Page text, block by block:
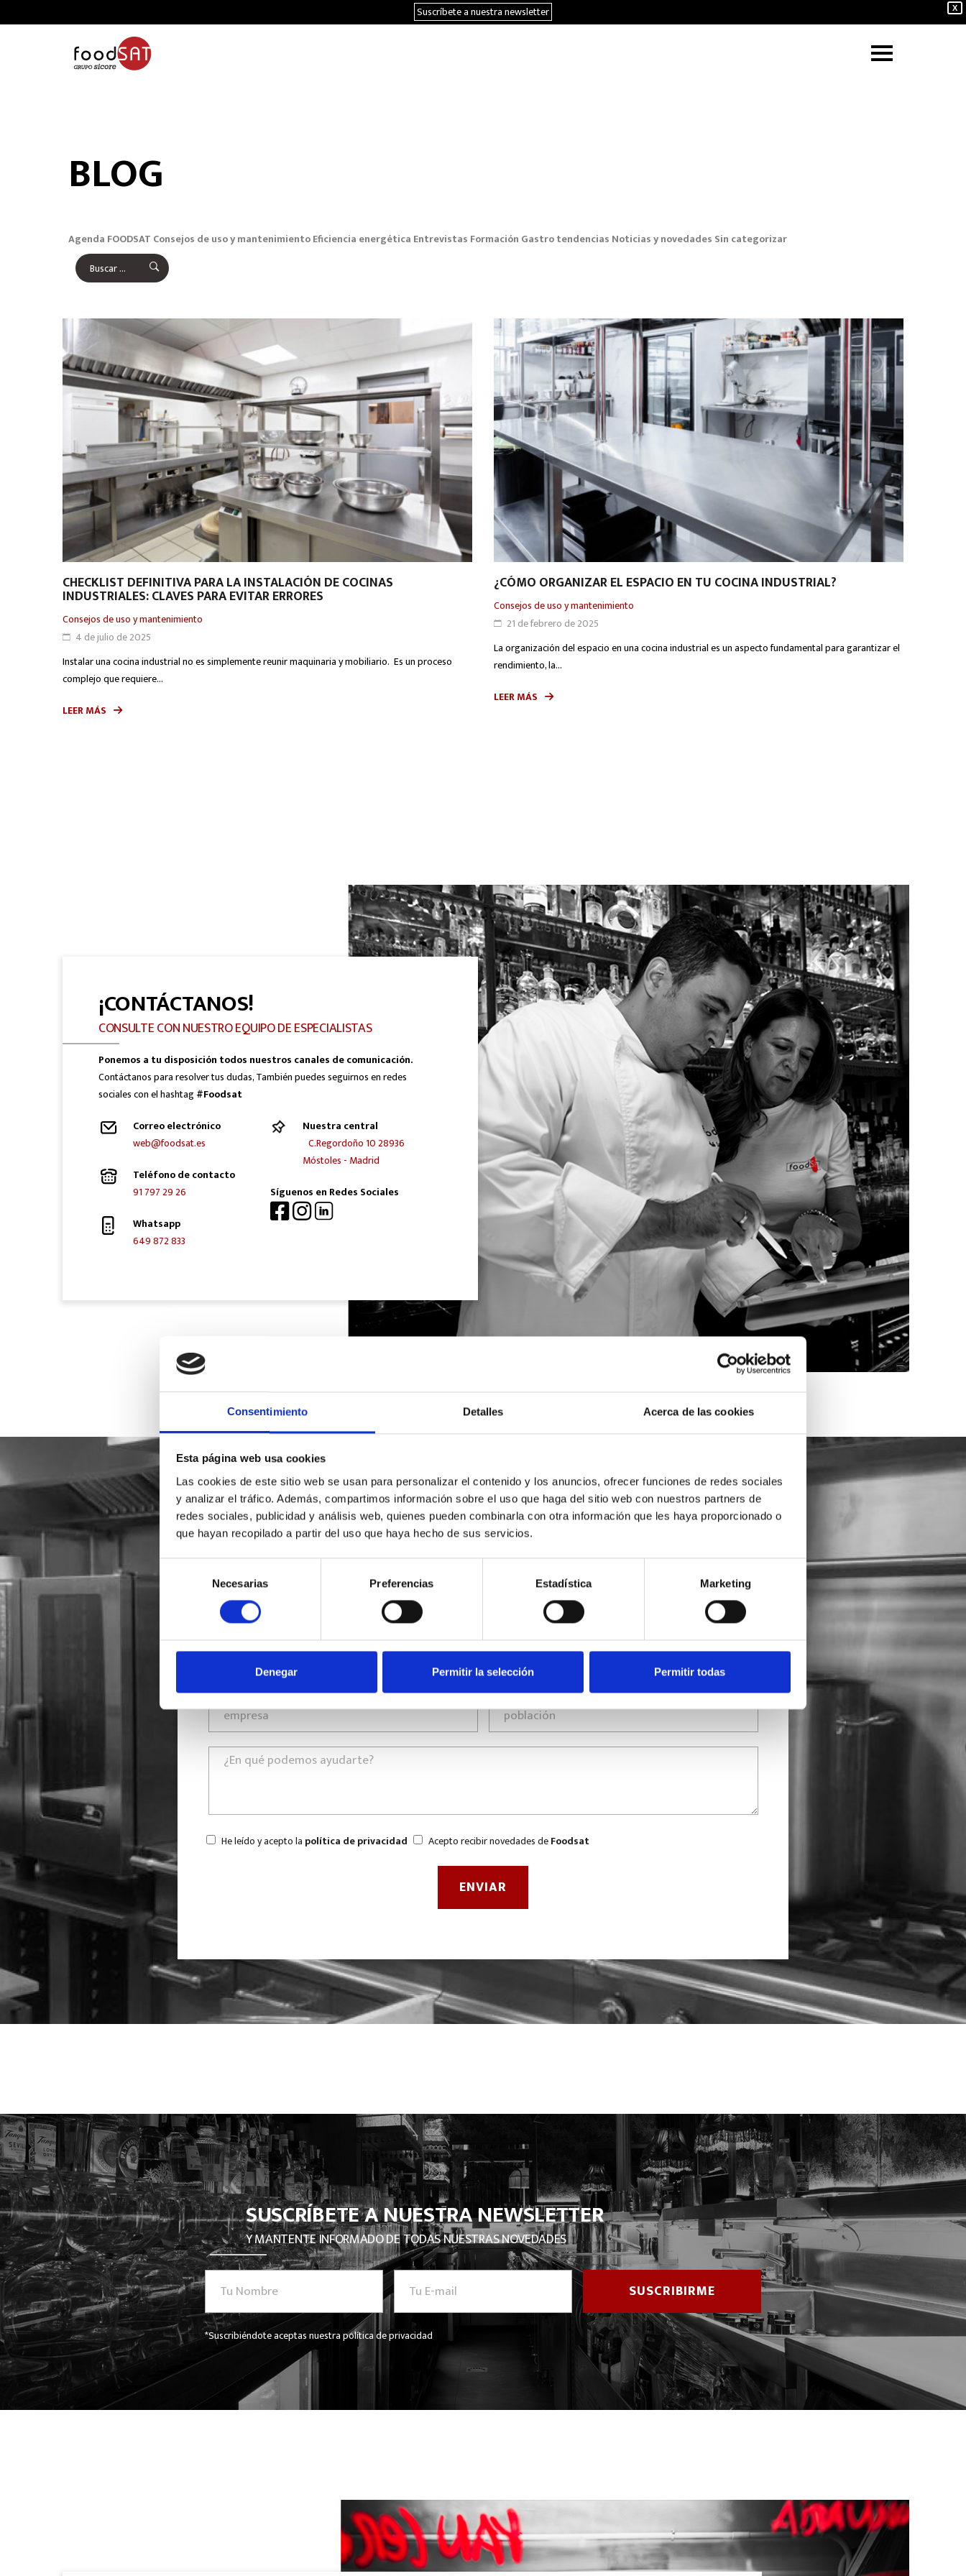
Consentimiento Detalles Acerca de las cookies
Esta página web usa cookies
Las cookies de este sitio web se usan para personalizar el contenido y los anuncios, ofrecer funciones de redes sociales
y analizar el tráfico. Además, compartimos información sobre el uso que haga del sitio web con nuestros partners de
redes sociales, publicidad y análisis web, quienes pueden combinarla con otra información que les haya proporcionado o
que hayan recopilado a partir del uso que haya hecho de sus servicios.
consentimiento
Necesarias Preferencias Estadística Marketing
Denegar Permitir la selección Permitir todas
X
Suscríbete a nuestra newsletter
BLOG
Agenda FOODSAT Consejos de uso y mantenimientoEficiencia energética Entrevistas Formación Gastro tendencias Noticias y novedades Sin categorizar
CHECKLIST DEFINITIVA PARA LA INSTALACIÓN DE COCINAS
INDUSTRIALES: CLAVES PARA EVITAR ERRORES
Consejos de uso y mantenimiento
4 de julio de 2025
Instalar una cocina industrial no es simplemente reunir maquinaria y mobiliario. Es un proceso
complejo que requiere...
LEER MÁS
¿CÓMO ORGANIZAR EL ESPACIO EN TU COCINA INDUSTRIAL?
Consejos de uso y mantenimiento
21 de febrero de 2025
La organización del espacio en una cocina industrial es un aspecto fundamental para garantizar el
rendimiento, la...
LEER MÁS
¡CONTÁCTANOS!
CONSULTE CON NUESTRO EQUIPO DE ESPECIALISTAS
Ponemos a tu disposición todos nuestros canales de comunicación.
Contáctanos para resolver tus dudas, También puedes seguirnos en redes
sociales con el hashtag#Foodsat
Correo electrónico
web@foodsat.es
Teléfono de contacto
91 797 29 26
Whatsapp
649 872 833
Nuestra central
C.Regordoño 10 28936
Móstoles - Madrid
Síguenos en Redes Sociales
SOLICITA INFORMACIÓN
He leído y acepto la política de privacidad Acepto recibir novedades deFoodsat
SUSCRÍBETE A NUESTRA NEWSLETTER
Y MANTENTE INFORMADO DE TODAS NUESTRAS NOVEDADES
*Suscribiéndote aceptas nuestra política de privacidad